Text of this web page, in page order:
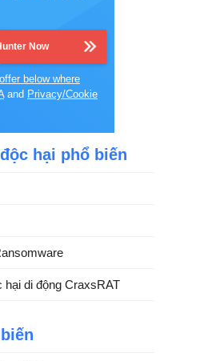
Now
below where
and Privacy/Cookie
hại phổ biến
hại di động CraxsRAT